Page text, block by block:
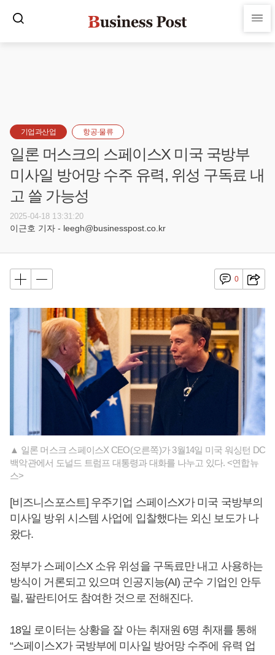
기업과산업 항공·물류
일론 머스크의 스페이스X 미국 국방부
미사일 방어망 수주 유력, 위성 구독료 내
고 쓸 가능성
2025-04-18 13:31:20
이근호 기자 - leegh@businesspost.co.kr
0
▲ 일론 머스크 스페이스X CEO(오른쪽)가 3월14일 미국 워싱턴 DC
백악관에서 도널드 트럼프 대통령과 대화를 나누고 있다. <연합뉴
스>
[비즈니스포스트] 우주기업 스페이스X가 미국 국방부의
미사일 방위 시스템 사업에 입찰했다는 외신 보도가 나
왔다.
정부가 스페이스X 소유 위성을 구독료만 내고 사용하는
방식이 거론되고 있으며 인공지능(AI) 군수 기업인 안두
릴, 팔란티어도 참여한 것으로 전해진다.
18일 로이터는 상황을 잘 아는 취재원 6명 취재를 통해
“스페이스X가 국방부에 미사일 방어망 수주에 유력 업